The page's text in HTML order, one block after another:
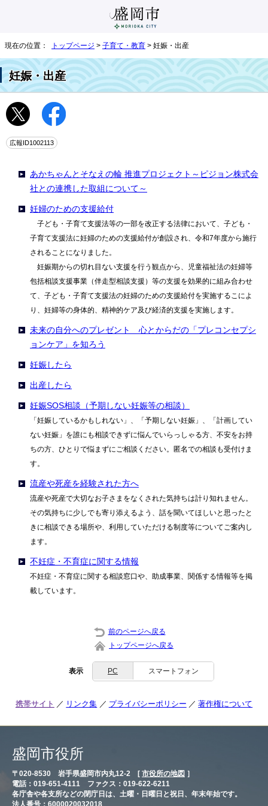
現在の位置： トップページ > 子育て・教育 > 妊娠・出産
妊娠・出産
広報ID1002113
あかちゃんとそなえの輪 推進プロジェクト～ピジョン株式会
社との連携した取組について～
妊婦のための支援給付
子ども・子育て支援法等の一部を改正する法律において、子ども・
子育て支援法に妊婦のための支援給付が創設され、令和7年度から施行
されることになりました。
妊娠期からの切れ目ない支援を行う観点から、児童福祉法の妊婦等
包括相談支援事業（伴走型相談支援）等の支援を効果的に組み合わせ
て、子ども・子育て支援法の妊婦のための支援給付を実施するこによ
り、妊婦等の身体的、精神的ケア及び経済的支援を実施します。
未来の自分へのプレゼント 心とからだの「プレコンセプシ
ョンケア」を知ろう
妊娠したら
出産したら
妊娠SOS相談（予期しない妊娠等の相談）
「妊娠しているかもしれない」、「予期しない妊娠」、「計画してい
ない妊娠」を誰にも相談できずに悩んでいらっしゃる方、不安をお持
ちの方、ひとりで悩まずにご相談ください。匿名での相談も受付けま
す。
流産や死産を経験された方へ
流産や死産で大切なお子さまをなくされた気持ちは計り知れません。
その気持ちに少しでも寄り添えるよう、話を聞いてほしいと思ったと
きに相談できる場所や、利用していただける制度等についてご案内し
ます。
不妊症・不育症に関する情報
不妊症・不育症に関する相談窓口や、助成事業、関係する情報等を掲
載しています。
前のページへ戻る
トップページへ戻る
表示 PC スマートフォン
携帯サイト リンク集 プライバシーポリシー 著作権について
盛岡市役所
〒020-8530 岩手県盛岡市内丸12-2 [ 市役所の地図 ］
電話：019-651-4111 ファクス：019-622-6211
各庁舎や各支所などの閉庁日は、土曜・日曜日と祝日、年末年始です。
法人番号：6000020032018